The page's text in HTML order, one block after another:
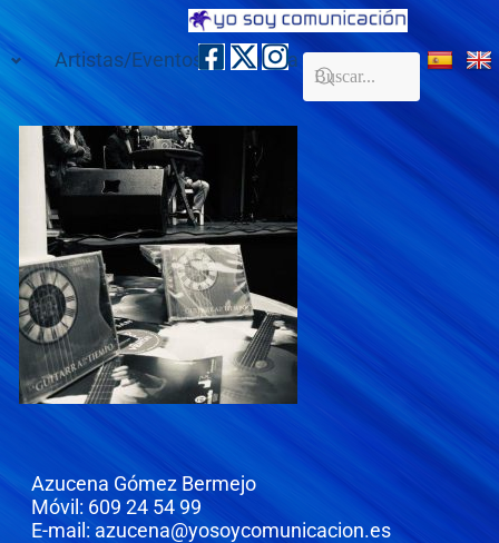
Artistas/Eventos Galería Contacto
Azucena Gómez Bermejo
Móvil: 609 24 54 99
E-mail: azucena@yosoycomunicacion.es